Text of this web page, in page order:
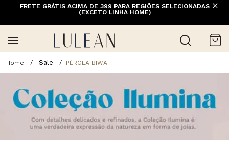
FRETE GRÁTIS ACIMA DE 399 PARA REGIÕES SELECIONADAS
(EXCETO LINHA HOME)
Sale PÉROLA BIWA